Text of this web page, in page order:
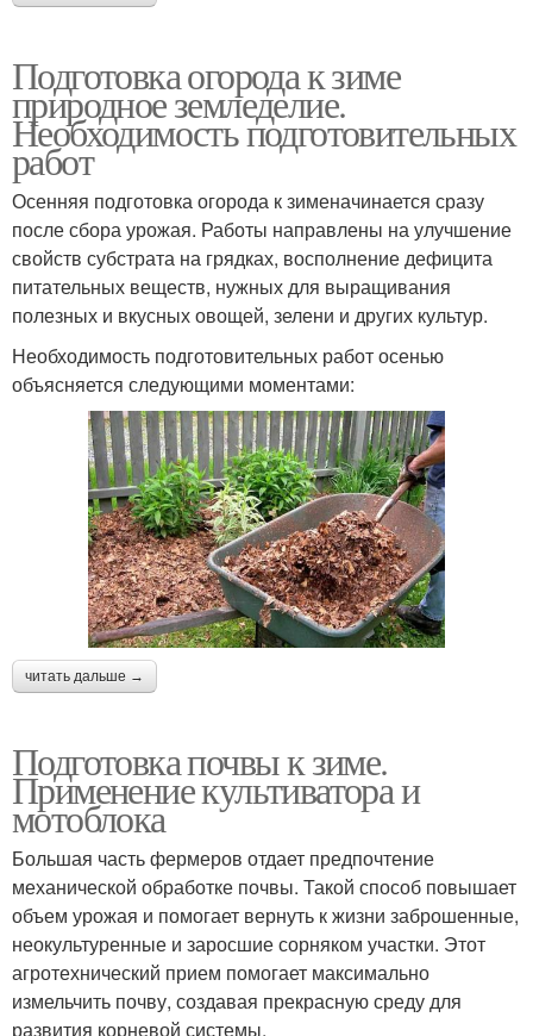
Подготовка огорода к зиме
природное земледелие.
Необходимость подготовительных
работ
Осенняя подготовка огорода к зименачинается сразу
после сбора урожая. Работы направлены на улучшение
свойств субстрата на грядках, восполнение дефицита
питательных веществ, нужных для выращивания
полезных и вкусных овощей, зелени и других культур.
Необходимость подготовительных работ осенью
объясняется следующими моментами:
читать дальше →
Подготовка почвы к зиме.
Применение культиватора и
мотоблока
Большая часть фермеров отдает предпочтение
механической обработке почвы. Такой способ повышает
объем урожая и помогает вернуть к жизни заброшенные,
неокультуренные и заросшие сорняком участки. Этот
агротехнический прием помогает максимально
измельчить почву, создавая прекрасную среду для
развития корневой системы.